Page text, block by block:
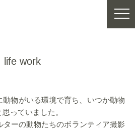
life work
物がいる環境で育ち、いつか動物
っていました。
ターの動物たちのボランティア撮影